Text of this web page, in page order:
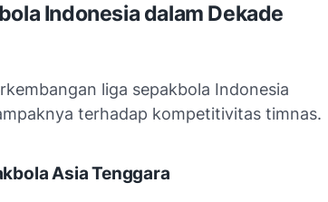
Indonesia dalam Dekade
liga sepakbola Indonesia
terhadap kompetitivitas timnas.
Asia Tenggara